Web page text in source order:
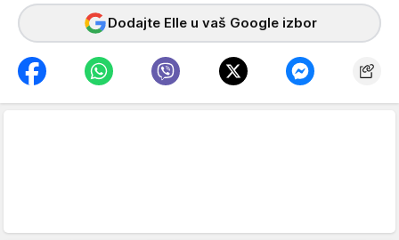
Dodajte Elle u vaš Google izbor